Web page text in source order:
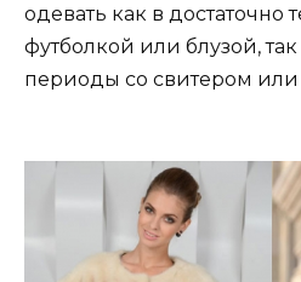
одевать как в достаточно
футболкой или блузой,
периоды со свитером